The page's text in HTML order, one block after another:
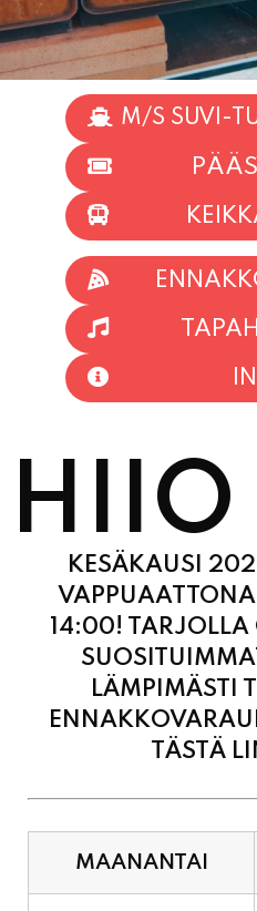
M/S SUVI-
KESÄKAUSI
14:00!
LÄMPIMÄSTI
TÄSTÄ
TIISTAI
KESKIVIIKKO